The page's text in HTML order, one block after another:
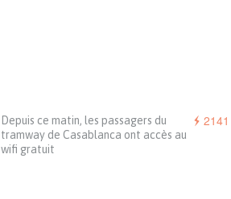
2141
Depuis ce matin, les passagers du
tramway de Casablanca ont accès au
wifi gratuit